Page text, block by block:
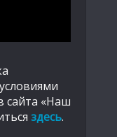
сайта «Наш
здесь.